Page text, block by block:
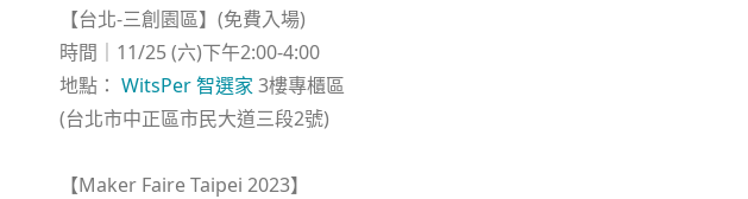
【台北-三創園區】(免費入場)
時間｜11/25 (六)下午2:00-4:00
地點： WitsPer 智選家 3樓專櫃區
(台北市中正區市民大道三段2號)
【Maker Faire Taipei 2023】